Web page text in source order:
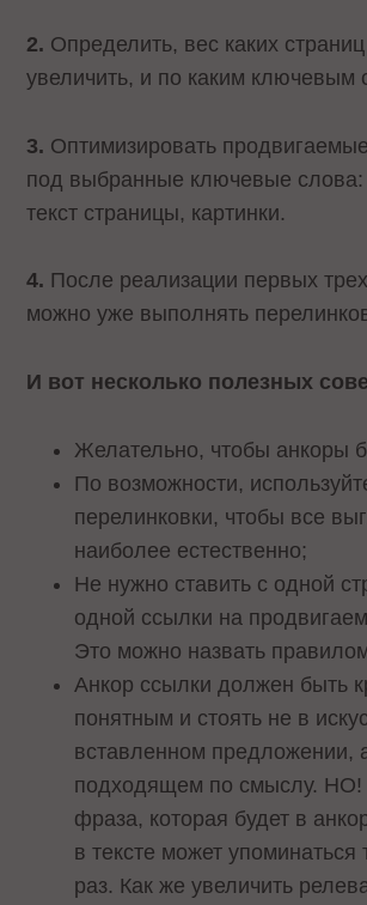
2. Определить, вес каких
увеличить, и по каким ключевым
3. Оптимизировать
под выбранные ключевые слова:
текст страницы, картинки.
4. После реализации первых
можно уже выполнять
И вот несколько полезных
Желательно, чтобы анкоры
По возможности,
перелинковки, чтобы все
наиболее естественно;
Не нужно ставить с одной
одной ссылки на
Это можно назвать
Анкор ссылки должен быть
понятным и стоять не в
вставленном предложении,
подходящем по смыслу. НО!
фраза, которая будет в
в тексте может упоминаться
раз. Как же увеличить